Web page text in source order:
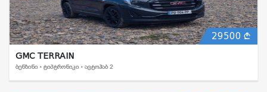
29500
GMC TERRAIN
ᲑᲔᲜᲖᲘᲜᲘ • ᲢᲘᲞᲢᲠᲝᲜᲘᲙᲘ • ᲐᲕᲢᲝᲰᲐᲑ 2